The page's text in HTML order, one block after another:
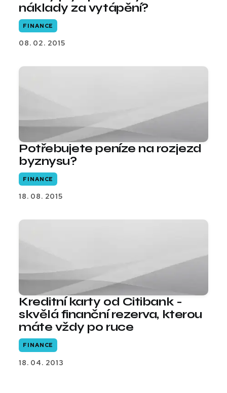
náklady za vytápění?
FINANCE
08. 02. 2015
Potřebujete peníze na rozjezd
byznysu?
FINANCE
18. 08. 2015
Kreditní karty od Citibank -
skvělá finanční rezerva, kterou
máte vždy po ruce
FINANCE
18. 04. 2013